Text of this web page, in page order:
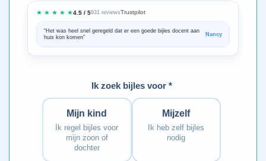
★ ★ ★ ★ ★4.5 / 5931 reviewsTrustpilot
“Het was heel snel geregeld dat er een goede bijles docent aan
huis kon komen”
Nancy
Ik zoek bijles voor *
Mijn kind
Ik regel bijles voor
mijn zoon of
dochter
Mijzelf
Ik heb zelf bijles
nodig